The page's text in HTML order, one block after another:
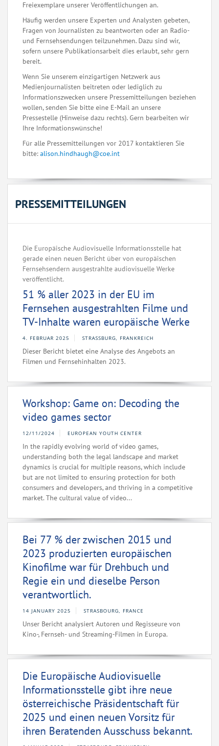
Freiexemplare unserer Veröffentlichungen an.
Häufig werden unsere Experten und Analysten gebeten,
Fragen von Journalisten zu beantworten oder an Radio-
und Fernsehsendungen teilzunehmen. Dazu sind wir,
sofern unsere Publikationsarbeit dies erlaubt, sehr gern
bereit.
Wenn Sie unserem einzigartigen Netzwerk aus
Medienjournalisten beitreten oder lediglich zu
Informationszwecken unsere Pressemitteilungen beziehen
wollen, senden Sie bitte eine E-Mail an unsere
Pressestelle (Hinweise dazu rechts). Gern bearbeiten wir
Ihre Informationswünsche!
Für alle Pressemitteilungen vor 2017 kontaktieren Sie
bitte: alison.hindhaugh@coe.int
PRESSEMITTEILUNGEN
Die Europäische Audiovisuelle Informationsstelle hat
gerade einen neuen Bericht über von europäischen
Fernsehsendern ausgestrahlte audiovisuelle Werke
veröffentlicht.
51 % aller 2023 in der EU im
Fernsehen ausgestrahlten Filme und
TV-Inhalte waren europäische Werke
4. FEBRUAR 2025 STRASSBURG, FRANKREICH
Dieser Bericht bietet eine Analyse des Angebots an
Filmen und Fernsehinhalten 2023.
Workshop: Game on: Decoding the
video games sector
12/11/2024 EUROPEAN YOUTH CENTER
In the rapidly evolving world of video games,
understanding both the legal landscape and market
dynamics is crucial for multiple reasons, which include
but are not limited to ensuring protection for both
consumers and developers, and thriving in a competitive
market. The cultural value of video...
Bei 77 % der zwischen 2015 und
2023 produzierten europäischen
Kinofilme war für Drehbuch und
Regie ein und dieselbe Person
verantwortlich.
14 JANUARY 2025 STRASBOURG, FRANCE
Unser Bericht analysiert Autoren und Regisseure von
Kino-, Fernseh- und Streaming-Filmen in Europa.
Die Europäische Audiovisuelle
Informationsstelle gibt ihre neue
österreichische Präsidentschaft für
2025 und einen neuen Vorsitz für
ihren Beratenden Ausschuss bekannt.